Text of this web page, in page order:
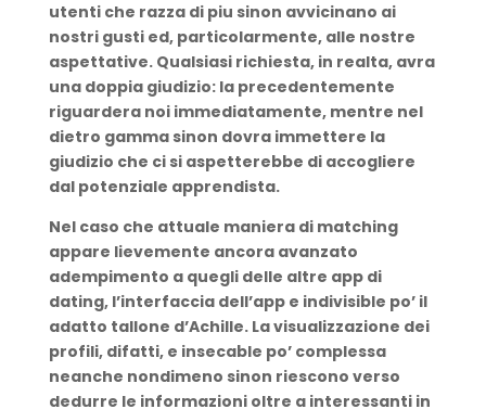
utenti che razza di piu sinon avvicinano ai
nostri gusti ed, particolarmente, alle nostre
aspettative. Qualsiasi richiesta, in realta, avra
una doppia giudizio: la precedentemente
riguardera noi immediatamente, mentre nel
dietro gamma sinon dovra immettere la
giudizio che ci si aspetterebbe di accogliere
dal potenziale apprendista.
Nel caso che attuale maniera di matching
appare lievemente ancora avanzato
adempimento a quegli delle altre app di
dating, l’interfaccia dell’app e indivisible po’ il
adatto tallone d’Achille.La visualizzazione dei
profili, difatti, e insecable po’ complessa
neanche nondimeno sinon riescono verso
dedurre le informazioni oltre a interessanti in